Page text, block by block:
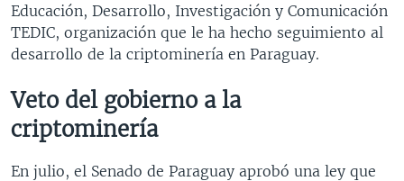
Educación, Desarrollo, Investigación y Comunicación
TEDIC, organización que le ha hecho seguimiento al
desarrollo de la criptominería en Paraguay.
Veto del gobierno a la
criptominería
En julio, el Senado de Paraguay aprobó una ley que